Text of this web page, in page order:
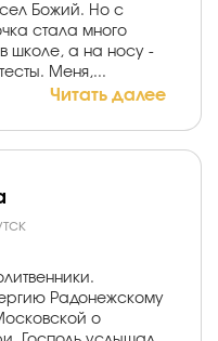
Божий. Но с
стала много
школе, а на носу -
Меня,...
Читать далее
Радонежскому
о